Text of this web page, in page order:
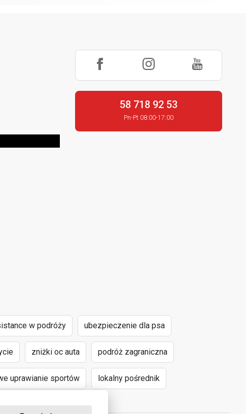
58 718 92 53
Pn-Pt 08:00-17:00
w podróży ubezpieczenie dla psa
zniżki oc auta podróż zagraniczna
uprawianie sportów lokalny pośrednik